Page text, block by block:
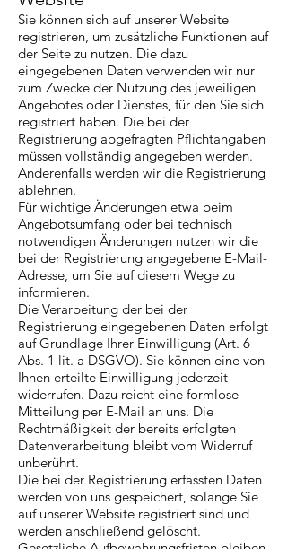
Sie können sich auf unserer Website
registrieren, um zusätzliche Funktionen auf
der Seite zu nutzen. Die dazu
eingegebenen Daten verwenden wir nur
zum Zwecke der Nutzung des jeweiligen
Angebotes oder Dienstes, für den Sie sich
registriert haben. Die bei der
Registrierung abgefragten Pflichtangaben
müssen vollständig angegeben werden.
Anderenfalls werden wir die Registrierung
ablehnen.
Für wichtige Änderungen etwa beim
Angebotsumfang oder bei technisch
notwendigen Änderungen nutzen wir die
bei der Registrierung angegebene E-Mail-
Adresse, um Sie auf diesem Wege zu
informieren.
Die Verarbeitung der bei der
Registrierung eingegebenen Daten erfolgt
auf Grundlage Ihrer Einwilligung (Art. 6
Abs. 1 lit. a DSGVO). Sie können eine von
Ihnen erteilte Einwilligung jederzeit
widerrufen. Dazu reicht eine formlose
Mitteilung per E-Mail an uns. Die
Rechtmäßigkeit der bereits erfolgten
Datenverarbeitung bleibt vom Widerruf
unberührt.
Die bei der Registrierung erfassten Daten
werden von uns gespeichert, solange Sie
auf unserer Website registriert sind und
werden anschließend gelöscht.